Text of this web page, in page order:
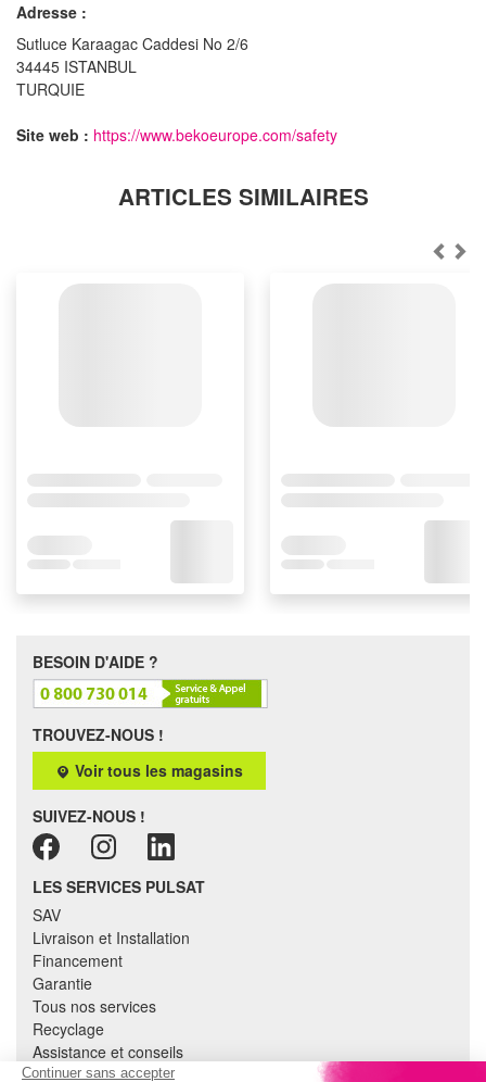
Adresse :
Sutluce Karaagac Caddesi No 2/6
34445 ISTANBUL
TURQUIE
Site web : https://www.bekoeurope.com/safety
ARTICLES SIMILAIRES
BESOIN D'AIDE ?
TROUVEZ-NOUS !
Voir tous les magasins
SUIVEZ-NOUS !
LES SERVICES PULSAT
SAV
Livraison et Installation
Financement
Garantie
Tous nos services
Recyclage
Assistance et conseils
Cuisine équipée